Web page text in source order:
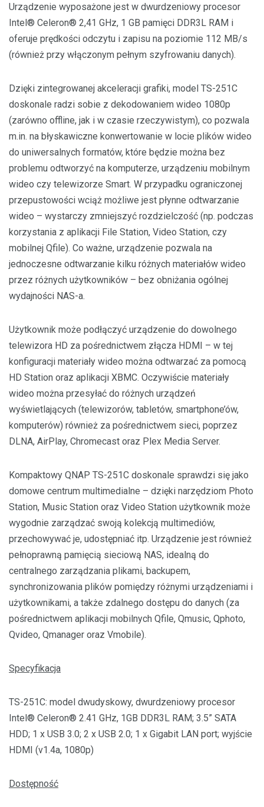
Urządzenie wyposażone jest w dwurdzeniowy procesor
Intel® Celeron® 2,41 GHz, 1 GB pamięci DDR3L RAM i
oferuje prędkości odczytu i zapisu na poziomie 112 MB/s
(również przy włączonym pełnym szyfrowaniu danych).
Dzięki zintegrowanej akceleracji grafiki, model TS-251C
doskonale radzi sobie z dekodowaniem wideo 1080p
(zarówno offline, jak i w czasie rzeczywistym), co pozwala
m.in. na błyskawiczne konwertowanie w locie plików wideo
do uniwersalnych formatów, które będzie można bez
problemu odtworzyć na komputerze, urządzeniu mobilnym
wideo czy telewizorze Smart. W przypadku ograniczonej
przepustowości wciąż możliwe jest płynne odtwarzanie
wideo – wystarczy zmniejszyć rozdzielczość (np. podczas
korzystania z aplikacji File Station, Video Station, czy
mobilnej Qfile). Co ważne, urządzenie pozwala na
jednoczesne odtwarzanie kilku różnych materiałów wideo
przez różnych użytkowników – bez obniżania ogólnej
wydajności NAS-a.
Użytkownik może podłączyć urządzenie do dowolnego
telewizora HD za pośrednictwem złącza HDMI – w tej
konfiguracji materiały wideo można odtwarzać za pomocą
HD Station oraz aplikacji XBMC. Oczywiście materiały
wideo można przesyłać do różnych urządzeń
wyświetlających (telewizorów, tabletów, smartphone’ów,
komputerów) również za pośrednictwem sieci, poprzez
DLNA, AirPlay, Chromecast oraz Plex Media Server.
Kompaktowy QNAP TS-251C doskonale sprawdzi się jako
domowe centrum multimedialne – dzięki narzędziom Photo
Station, Music Station oraz Video Station użytkownik może
wygodnie zarządzać swoją kolekcją multimediów,
przechowywać je, udostępniać itp. Urządzenie jest również
pełnoprawną pamięcią sieciową NAS, idealną do
centralnego zarządzania plikami, backupem,
synchronizowania plików pomiędzy różnymi urządzeniami i
użytkownikami, a także zdalnego dostępu do danych (za
pośrednictwem aplikacji mobilnych Qfile, Qmusic, Qphoto,
Qvideo, Qmanager oraz Vmobile).
Specyfikacja
TS-251C: model dwudyskowy, dwurdzeniowy procesor
Intel® Celeron® 2.41 GHz, 1GB DDR3L RAM; 3.5” SATA
HDD; 1 x USB 3.0; 2 x USB 2.0; 1 x Gigabit LAN port; wyjście
HDMI (v1.4a, 1080p)
Dostępność